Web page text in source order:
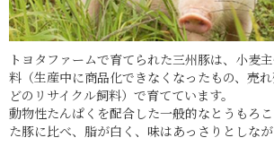
トヨタファームで育てられた三州豚は、小麦
料（生産中に商品化できなくなったもの、売
どのリサイクル飼料）で育てています。
動物性たんぱくを配合した一般的なとうもろ
た豚に比べ、脂が白く、味はあっさりとしなが